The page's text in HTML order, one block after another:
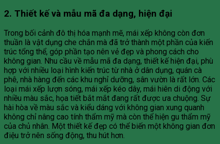
2. Thiết kế và mẫu mã đa dạng, hiện đại
Trong bối cảnh đô thị hóa mạnh mẽ, mái xếp không còn đơn
thuần là vật dụng che chắn mà đã trở thành một phần của kiến
trúc tổng thể, góp phần tạo nên vẻ đẹp và phong cách cho
không gian. Nhu cầu về mẫu mã đa dạng, thiết kế hiện đại, phù
hợp với nhiều loại hình kiến trúc từ nhà ở dân dụng, quán cà
phê, nhà hàng đến các khu nghỉ dưỡng, sân vườn là rất lớn. Các
loại mái xếp lượn sóng, mái xếp kéo dây, mái hiên di động với
nhiều màu sắc, họa tiết bắt mắt đang rất được ưa chuộng. Sự
hài hòa về màu sắc và kiểu dáng với không gian xung quanh
không chỉ nâng cao tính thẩm mỹ mà còn thể hiện gu thẩm mỹ
của chủ nhân. Một thiết kế đẹp có thể biến một không gian đơn
điệu trở nên sống động, thu hút hơn.